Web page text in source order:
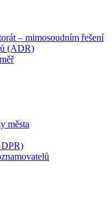
– mimosoudním řešení
(ADR)
města